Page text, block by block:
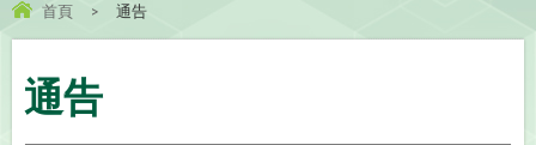
首頁 > 通告
通告